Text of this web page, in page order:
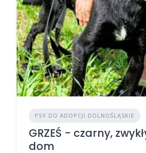
PSY DO ADOPCJI DOLNOŚLĄSKIE
GRZEŚ - czarny,
dom